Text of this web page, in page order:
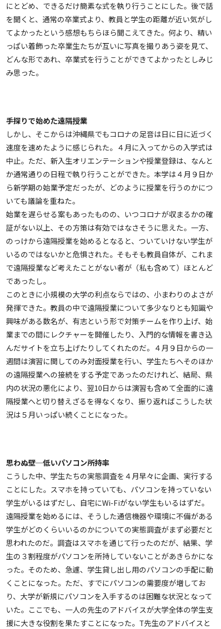
にとどめ、できるだけ簡素な式を執り行うことにした。後で話
を聞くと、通常の卒業式より、教員と学生の距離が近い気がし
てよかったという感想もちらほら聞こえてきた。何より、精い
っぱい着飾った卒業生たちが互いに写真を撮りあう姿を見て、
どんな形であれ、卒業式を行うことができてよかったとしみじ
み思った。
手探りで始めた遠隔授業
しかし、そこからは沖縄県でもコロナの足音は日に日に近づく
速度を速めたように感じられた。４月に入ってからの入学式は
中止。ただ、新入生オリエンテーションや授業登録は、なんと
か通常通りの日程で執り行うことができた。本学は４月９日か
ら新学期の始業予定だったが、どのように授業を行うのかにつ
いても議論を重ねた。
始業を遅らせる案もあったものの、いつコロナが収まるかの確
証がない以上、その方策は有効ではなさそうに思えた。一方、
のっけから遠隔授業を始めるとなると、ついていけない学生が
いるのではないかと危惧された。そもそも教員自体が、これま
で遠隔授業など考えたことがない者が（私も含めて）ほとんど
であったし。
このときに小規模の大学の利点ならではの、小まわりのよさが
発揮できた。教員の中で遠隔授業について多少なりとも知識や
興味がある数名が、有志という形で対策チームを作り上げ、始
業までの間にレクチャーを開催したり、入門的な情報を書き込
んだサイトを立ち上げたりしてくれたのだ。４月９日からの一
週間は演習に関してのみ対面授業を行い、学生たちへそのほか
の遠隔授業への接続をする予定であったのだけれど、結局、県
内の状況の悪化により、翌10日からは演習も含めて全面的に遠
隔授業へと切り替えざるを得なくなり、振り返ればこうした状
況は５月いっぱい続くことになった。
思わぬ壁─低いパソコン所持率
こうした中、学生たちの実態調査を４月早々に企画、実行する
ことにした。スマホを持っていても、パソコンを持っていない
学生がいるはずだし、自宅にWi-Fiがない学生もいるはずだ。
遠隔授業を始めるには、そうした通信機器や環境に不備がある
学生がどのくらいいるのかについての実態調査がまず必要だと
思われたのだ。調査はスマホを通じて行ったのだが、結果、学
生の３割程度がパソコンを所持していないことがあきらかにな
った。そのため、急遽、学生貸し出し用のパソコンの手配に動
くことになった。ただ、すでにパソコンの需要度が増してお
り、大学が新規にパソコンを入手するのは困難な状況となって
いた。ここでも、一人の先生のアドバイスが大学全体の学生支
援に大きな役割を果たすことになった。T先生のアドバイスと